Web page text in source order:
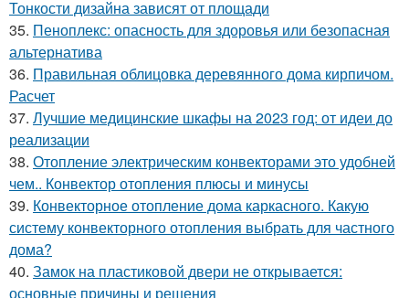
Тонкости дизайна зависят от площади
35. Пеноплекс: опасность для здоровья или безопасная
альтернатива
36. Правильная облицовка деревянного дома кирпичом.
Расчет
37. Лучшие медицинские шкафы на 2023 год: от идеи до
реализации
38. Отопление электрическим конвекторами это удобней
чем.. Конвектор отопления плюсы и минусы
39. Конвекторное отопление дома каркасного. Какую
систему конвекторного отопления выбрать для частного
дома?
40. Замок на пластиковой двери не открывается:
основные причины и решения